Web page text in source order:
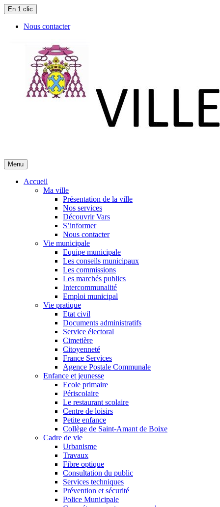
En 1 clic
Nous contacter
Menu
Accueil
Ma ville
Présentation de la ville
Nos services
Découvrir Vars
S’informer
Nous contacter
Vie municipale
Equipe municipale
Les conseils municipaux
Les commissions
Les marchés publics
Intercommunalité
Emploi municipal
Vie pratique
Etat civil
Documents administratifs
Service électoral
Cimetière
Citoyenneté
France Services
Agence Postale Communale
Enfance et jeunesse
Ecole primaire
Périscolaire
Le restaurant scolaire
Centre de loisirs
Petite enfance
Collège de Saint-Amant de Boixe
Cadre de vie
Urbanisme
Travaux
Fibre optique
Consultation du public
Services techniques
Prévention et sécurité
Police Municipale